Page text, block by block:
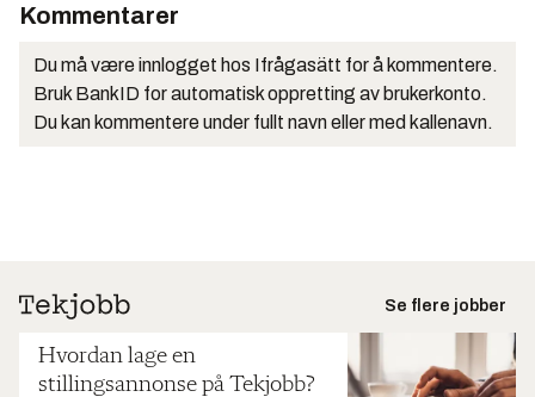
Kommentarer
Du må være innlogget hos Ifrågasätt for å kommentere.
Bruk BankID for automatisk oppretting av brukerkonto.
Du kan kommentere under fullt navn eller med kallenavn.
Se flere jobber
Hvordan lage en
stillingsannonse på Tekjobb?